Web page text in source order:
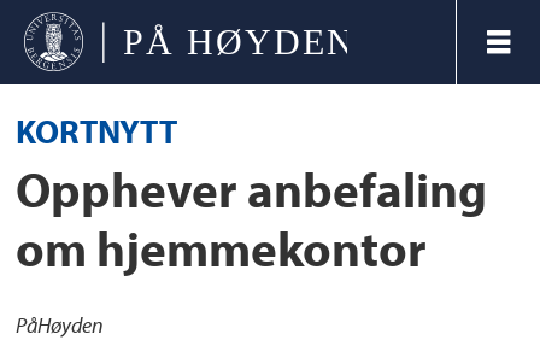
KORTNYTT
Opphever anbefaling
om hjemmekontor
PåHøyden